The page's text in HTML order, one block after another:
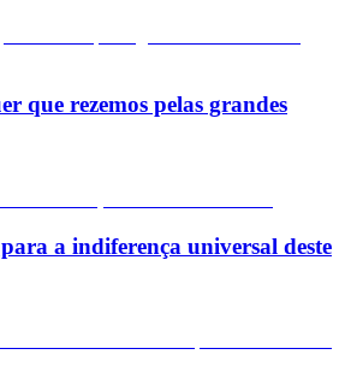
que rezemos pelas grandes
a indiferença universal deste